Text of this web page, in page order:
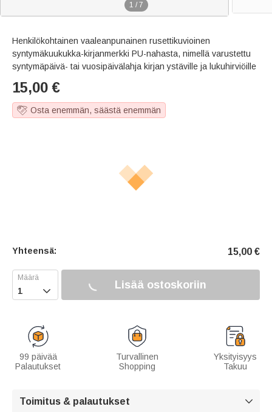
1 / 7
Henkilökohtainen vaaleanpunainen rusettikuvioinen
syntymäkuukukka-kirjanmerkki PU-nahasta, nimellä varustettu
syntymäpäivä- tai vuosipäivälahja kirjan ystäville ja lukuhirviöille
15,00 €
Osta enemmän, säästä enemmän
Yhteensä: 15,00 €
 Lisää ostoskoriin
99 päivää
Palautukset
Turvallinen
Shopping
Yksityisyys
Takuu
Toimitus & palautukset 